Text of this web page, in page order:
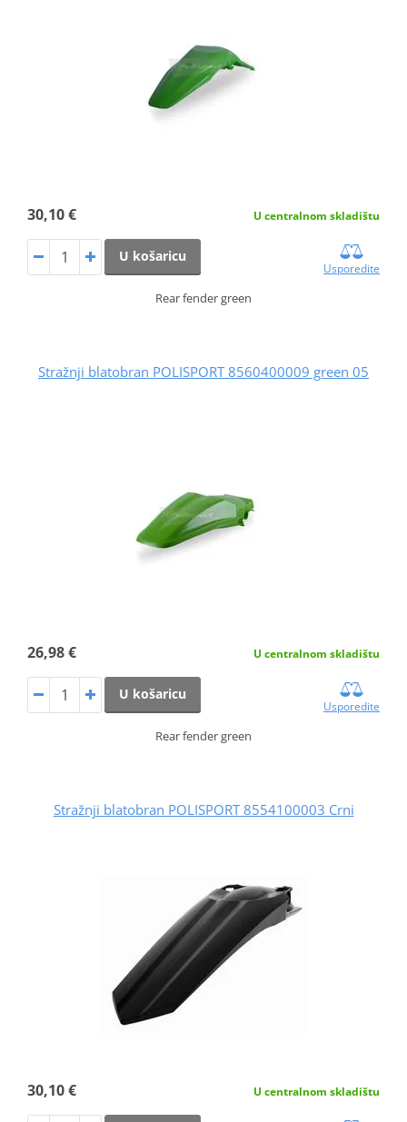
30,10 € U centralnom skladištu
U košaricu
Usporedite
Rear fender green
Stražnji blatobran POLISPORT 8560400009 green 05
26,98 € U centralnom skladištu
U košaricu
Usporedite
Rear fender green
Stražnji blatobran POLISPORT 8554100003 Crni
30,10 € U centralnom skladištu